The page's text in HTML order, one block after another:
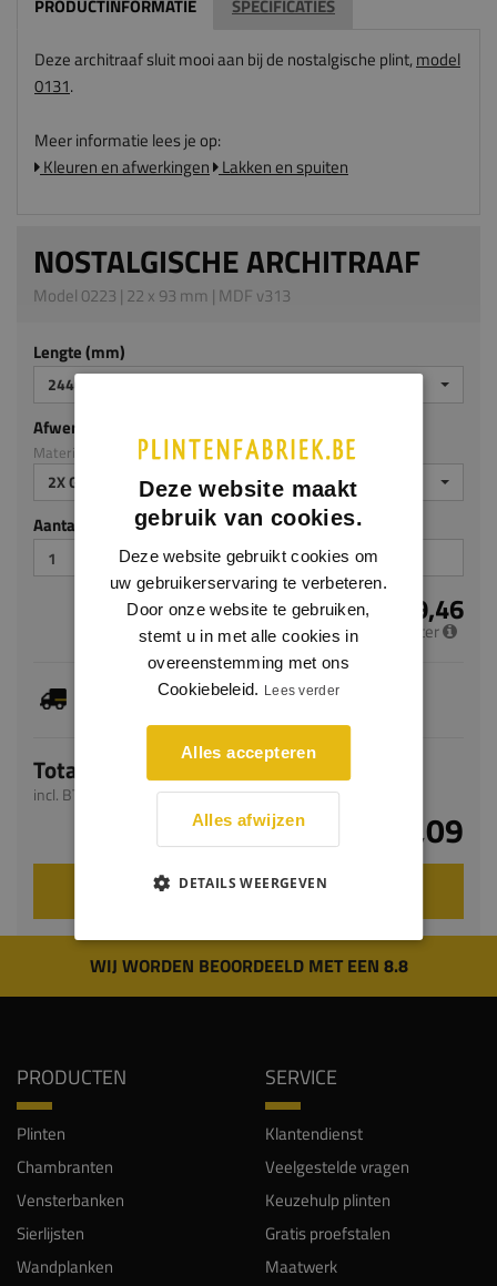
PRODUCTINFORMATIE SPECIFICATIES
Deze architraaf sluit mooi aan bij de nostalgische plint,model
0131.
Meer informatie lees je op:
Kleuren en afwerkingen Lakken en spuiten
NOSTALGISCHE ARCHITRAAF
Model 0223 | 22 x 93 mm | MDF v313
Lengte (mm)
2440
Afwerking
Materiaal: MDF v313
2X GEGROND
Aantal stuks
€ 9,46
per meter
Dit artikel is voorradig, de verwachte levertijd
Totaal
incl. BTW
€ 23,09
VOEG TOE AAN WINKELWAGEN
WIJ WORDEN BEOORDEELD MET EEN 8.8
PRODUCTEN
Plinten
Chambranten
Vensterbanken
Sierlijsten
Wandplanken
SERVICE
Klantendienst
Veelgestelde vragen
Keuzehulp plinten
Gratis proefstalen
Maatwerk
Deze website maakt
gebruik van cookies.
Deze website gebruikt cookies om
uw gebruikerservaring te verbeteren.
Door onze website te gebruiken,
stemt u in met alle cookies in
overeenstemming met ons
Cookiebeleid. Lees verder
Alles accepteren
Alles afwijzen
DETAILS WEERGEVEN